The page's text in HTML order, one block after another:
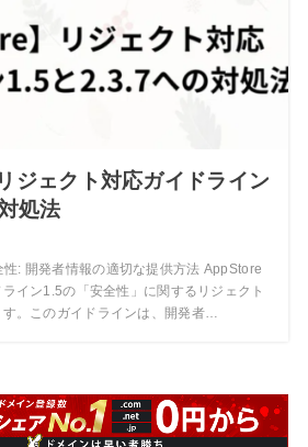
ジェクト対応ガイドライン
処法
: 開発者情報の適切な提供方法 AppStore
イン1.5の「安全性」に関するリジェクト
。このガイドラインは、開発者…